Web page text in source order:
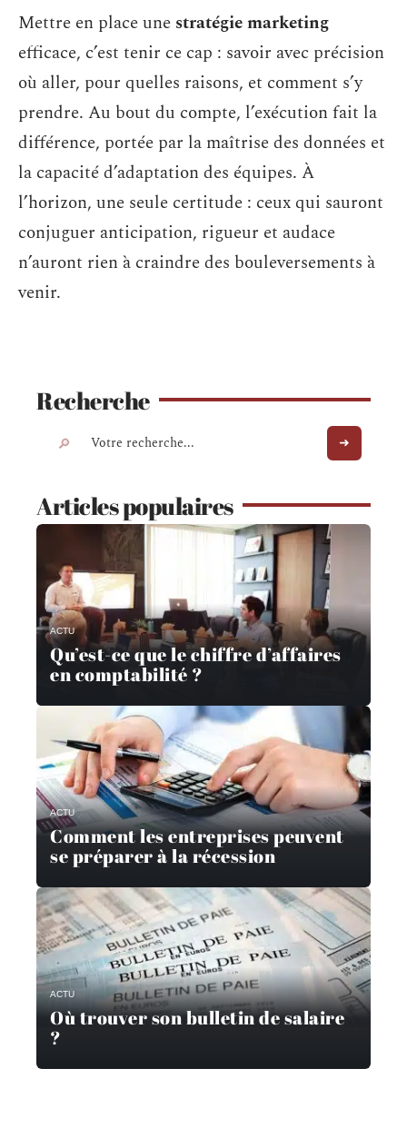
Mettre en place une stratégie marketing
efficace, c’est tenir ce cap : savoir avec précision
où aller, pour quelles raisons, et comment s’y
prendre. Au bout du compte, l’exécution fait la
différence, portée par la maîtrise des données et
la capacité d’adaptation des équipes. À
l’horizon, une seule certitude : ceux qui sauront
conjuguer anticipation, rigueur et audace
n’auront rien à craindre des bouleversements à
venir.
Recherche
Articles populaires
ACTU
Qu’est-ce que le chiffre d’affaires
en comptabilité ?
ACTU
Comment les entreprises peuvent
se préparer à la récession
ACTU
Où trouver son bulletin de salaire
?